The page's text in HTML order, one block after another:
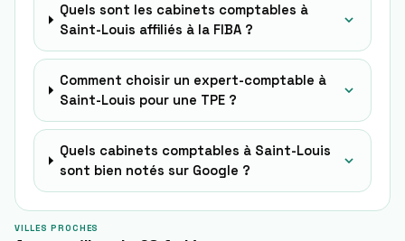
Quels sont les cabinets comptables à
Saint-Louis affiliés à la FIBA ?
Comment choisir un expert-comptable à
Saint-Louis pour une TPE ?
Quels cabinets comptables à Saint-Louis
sont bien notés sur Google ?
VILLES PROCHES